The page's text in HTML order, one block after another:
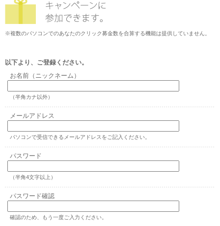
※複数のパソコンでのあなたのクリック募金数を合算する機能は提供していません。
以下より、ご登録ください。
お名前（ニックネーム）
（半角カナ以外）
メールアドレス
パソコンで受信できるメールアドレスをご記入ください。
パスワード
（半角4文字以上）
パスワード確認
確認のため、もう一度ご入力ください。